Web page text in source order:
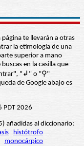
te llevarán a otras
la etimología de una
superior a mano
en la casilla que
"↲" o "⚲"
de Google abajo es
PDT 2026
añadidas al diccionario:
histótrofo
monocárpico